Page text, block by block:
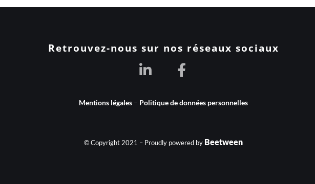
Retrouvez-nous sur nos réseaux sociaux
Mentions légales – Politique de données personnelles
© Copyright 2021 – Proudly powered by Beetween